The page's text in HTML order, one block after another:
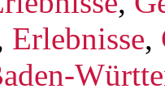
Erlebnisse,